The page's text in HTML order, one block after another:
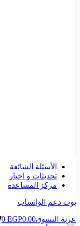
الأسئلة الشائعة
تحديثات و اخبار
مركز المساعدة
بوت دعم الواتساب
عربة التسوق EGP0.00
0